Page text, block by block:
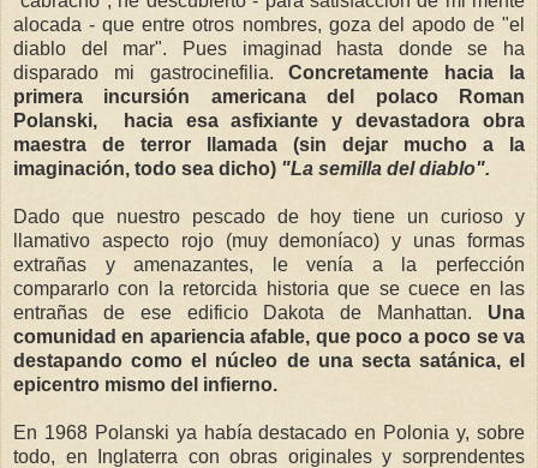
alocada - que entre otros nombres, goza del apodo de "el
diablo del mar". Pues imaginad hasta donde se ha
disparado mi gastrocinefilia.Concretamente hacia la
primera incursión americana del polaco Roman
Polanski, hacia esa asfixiante y devastadora obra
maestra de terror llamada (sin dejar mucho a la
imaginación, todo sea dicho) "La semilla del diablo".
Dado que nuestro pescado de hoy tiene un curioso y
llamativo aspecto rojo (muy demoníaco) y unas formas
extrañas y amenazantes, le venía a la perfección
compararlo con la retorcida historia que se cuece en las
entrañas de ese edificio Dakota de Manhattan. Una
comunidad en apariencia afable, que poco a poco se va
destapando como el núcleo de una secta satánica, el
epicentro mismo del infierno.
En 1968 Polanski ya había destacado en Polonia y, sobre
todo, en Inglaterra con obras originales y sorprendentes